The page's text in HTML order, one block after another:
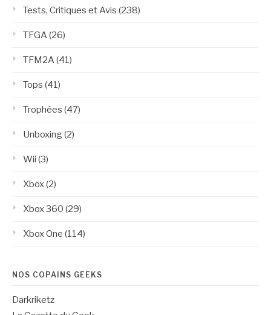
Tests, Critiques et Avis (238)
TFGA(26)
TFM2A(41)
Tops (41)
Trophées (47)
Unboxing(2)
Wii (3)
Xbox(2)
Xbox 360 (29)
Xbox One (114)
NOS COPAINS GEEKS
Darkriketz